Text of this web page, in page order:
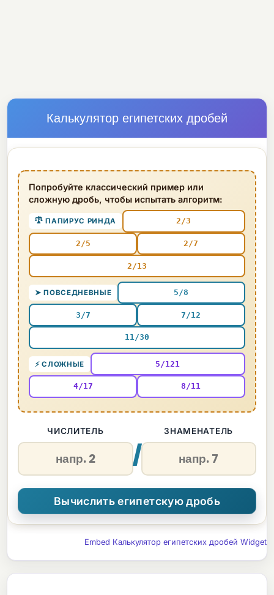
Калькулятор египетских дробей
Попробуйте классический пример или
сложную дробь, чтобы испытать алгоритм:
𓍝 ПАПИРУС РИНДА 2/3
2/5 2/7
2/13
➤ ПОВСЕДНЕВНЫЕ 5/8
3/7 7/12
11/30
⚡ СЛОЖНЫЕ 5/121
4/17 8/11
ЧИСЛИТЕЛЬ
/
ЗНАМЕНАТЕЛЬ
Embed Калькулятор египетских дробей Widget